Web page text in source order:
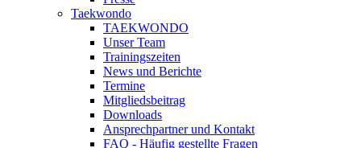
Taekwondo
TAEKWONDO
Unser Team
Trainingszeiten
News und Berichte
Termine
Mitgliedsbeitrag
Downloads
Ansprechpartner und Kontakt
FAQ - Häufig gestellte Fragen